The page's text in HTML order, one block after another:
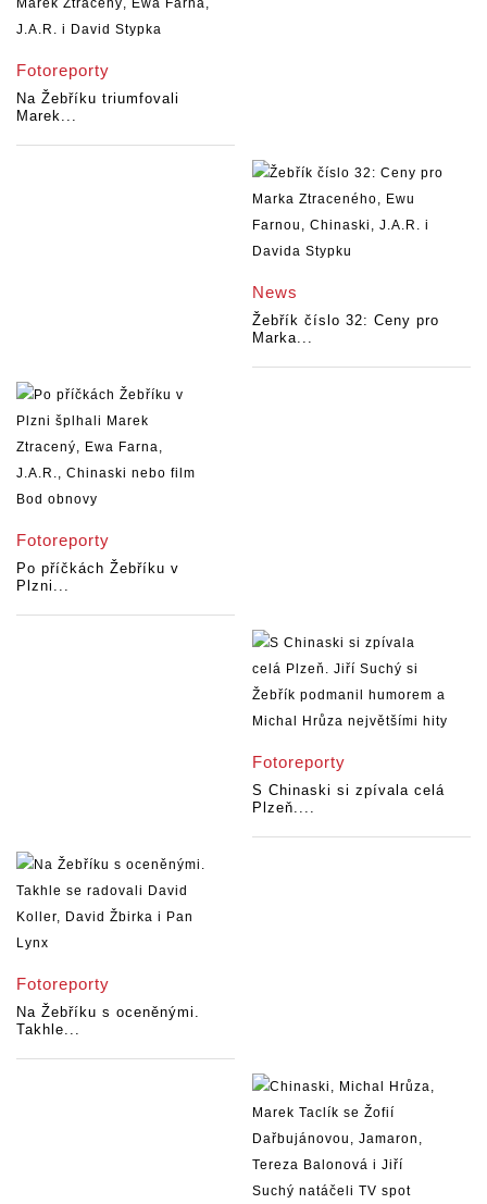
Fotoreporty
Na Žebříku triumfovali
Marek...
News
Žebřík číslo 32: Ceny pro
Marka...
Fotoreporty
Po příčkách Žebříku v
Plzni...
Fotoreporty
S Chinaski si zpívala celá
Plzeň....
Fotoreporty
Na Žebříku s oceněnými.
Takhle...